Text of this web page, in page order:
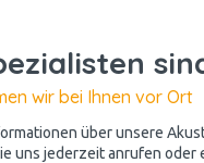
wir bei Ihnen vor Ort
über unsere
uns jederzeit anrufen oder